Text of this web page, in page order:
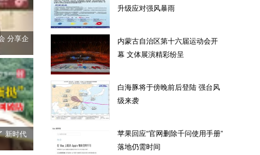
晚前后登陆 强台风级来袭
分享企
新时代
升级应对强风暴雨
内蒙古自治区第十六届运动会开
幕 文体展演精彩纷呈
白海豚将于傍晚前后登陆 强台风
级来袭
苹果回应“官网删除千问使用手册”
落地仍需时间